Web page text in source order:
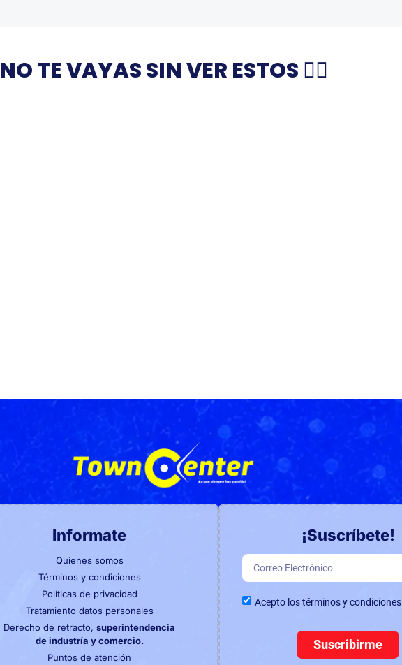
NO TE VAYAS SIN VER ESTOS 👇🏻
Informate
Quienes somos
Términos y condiciones
Políticas de privacidad
Tratamiento datos personales
Derecho de retracto,superintendencia
de industría y comercio.
Puntos de atención
¡Suscríbete!
Acepto los términos y condiciones
Suscribirme